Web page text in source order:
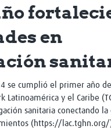
Asistidoen
se cumplió el primer año
Latinoamérica y el Caribe
sanitaria conectando la
(https://lac.tghn.org/